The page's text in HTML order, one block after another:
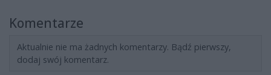
Komentarze
Aktualnie nie ma żadnych komentarzy. Bądź pierwszy,
dodaj swój komentarz.